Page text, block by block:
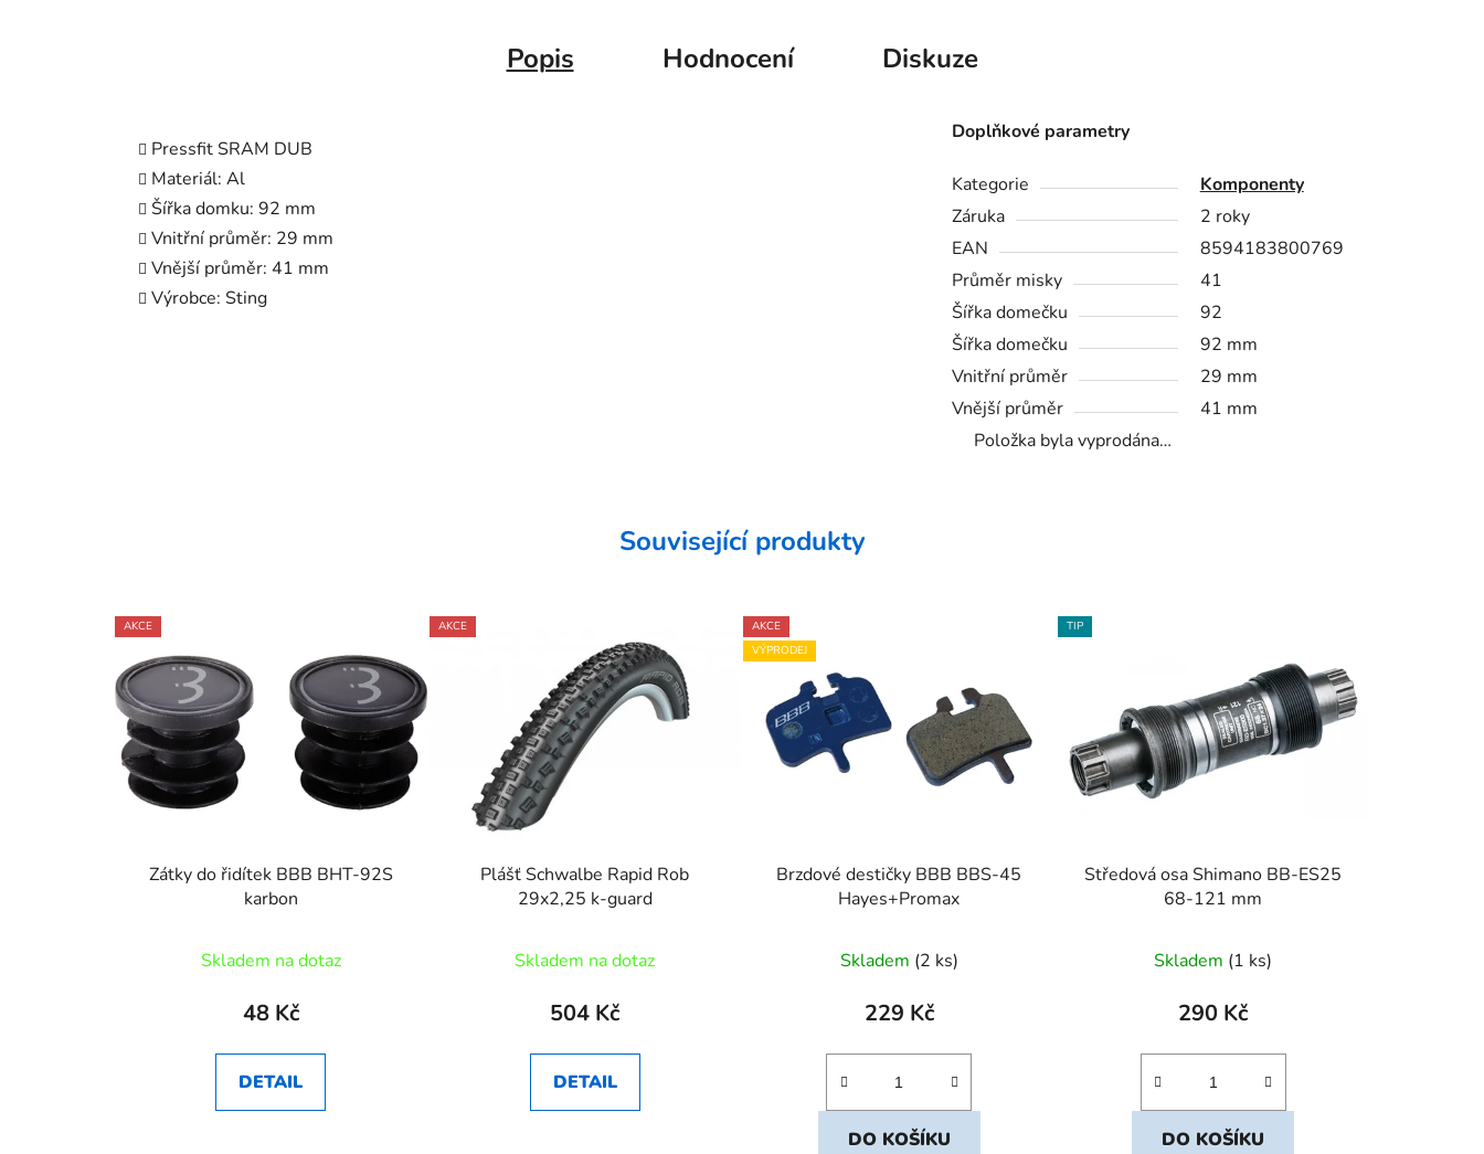
Popis Hodnocení Diskuze
Pressfit SRAM DUB
Materiál: Al
Šířka domku: 92 mm
Vnitřní průměr: 29 mm
Vnější průměr: 41 mm
Výrobce: Sting
Doplňkové parametry
Kategorie
Komponenty
Záruka
2 roky
EAN
8594183800769
Průměr misky
41
Šířka domečku
92
Šířka domečku
92 mm
Vnitřní průměr
29 mm
Vnější průměr
41 mm
Položka byla vyprodána…
Související produkty
AKCE
Zátky do řidítek BBB BHT-92S
karbon
Skladem na dotaz
48 Kč
DETAIL
AKCE
Plášť Schwalbe Rapid Rob
29x2,25 k-guard
Skladem na dotaz
504 Kč
DETAIL
AKCE
VÝPRODEJ
Brzdové destičky BBB BBS-45
Hayes+Promax
Skladem (2 ks)
229 Kč
DO KOŠÍKU
TIP
Středová osa Shimano BB-ES25
68-121 mm
Skladem (1 ks)
290 Kč
DO KOŠÍKU